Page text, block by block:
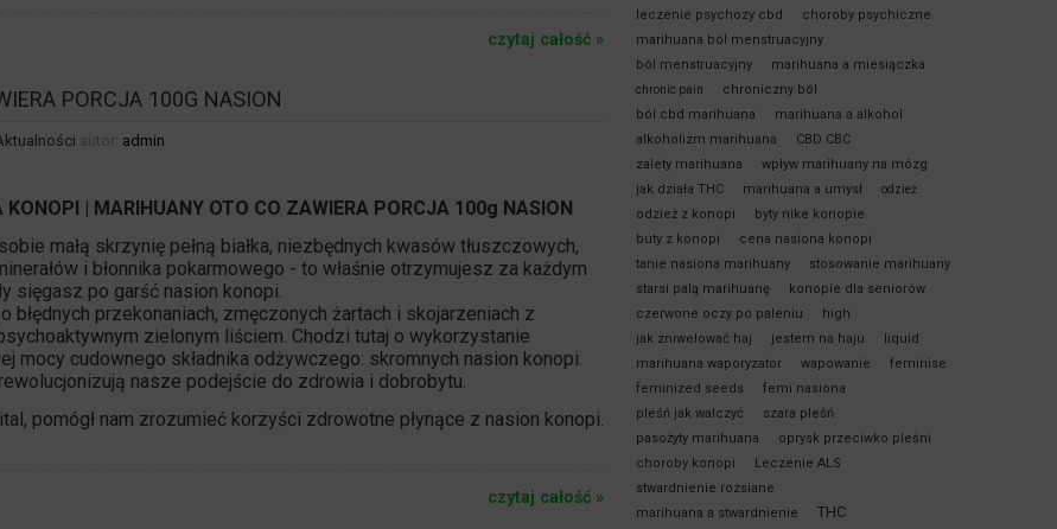
czytaj całość »
PORCJA 100G NASION
autor: admin
KONOPI | MARIHUANY OTO CO ZAWIERA PORCJA 100g NASION
małą skrzynię pełną białka, niezbędnych kwasów tłuszczowych,
i błonnika pokarmowego - to właśnie otrzymujesz za każdym
sięgasz po garść nasion konopi.
błędnych przekonaniach, zmęczonych żartach i skojarzeniach z
zielonym liściem. Chodzi tutaj o wykorzystanie
mocy cudownego składnika odżywczego: skromnych nasion konopi.
nasze podejście do zdrowia i dobrobytu.
pomógł nam zrozumieć korzyści zdrowotne płynące z nasion konopi.
czytaj całość »
leczenie psychozy cbd
choroby psychiczne
marihuana ból menstruacyjny
ból menstruacyjny
marihuana a miesiączka
chronic pain
chroniczny ból
ból cbd marihuana
marihuana a alkohol
alkoholizm marihuana
CBD CBC
zalety marihuana
wpływ marihuany na mózg
jak działa THC
marihuana a umysł odzież
odzież z konopi
byty nike konopie
buty z konopi
cena nasiona konopi
tanie nasiona marihuany
stosowanie marihuany
starsi palą marihuanę
konopie dla seniorów
czerwone oczy po paleniu
high
jak zniwelować haj
jestem na haju
liquid
marihuana waporyzator
wapowanie
feminise
feminized seeds
femi nasiona
pleśń jak walczyć
szara pleśń
pasożyty marihuana
oprysk przeciwko pleśni
choroby konopi
Leczenie ALS
stwardnienie rozsiane
marihuana a stwardnienie
THC